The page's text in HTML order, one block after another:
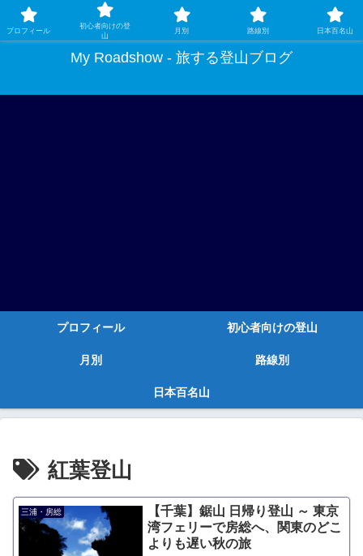
ガチ登山ではなく、グルメや温泉、観光もする旅する登山
My Roadshow - 旅する登山ブログ
プロフィール 初心者向けの登山
月別 路線別
日本百名山
紅葉登山
三浦・房総
【千葉】鋸山 日帰り登山 ～ 東京
湾フェリーで房総へ、関東のどこ
よりも遅い秋の旅
プロフィール
初心者向けの登
山
月別 路線別 日本百名山